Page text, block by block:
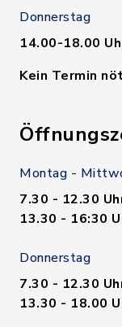
Donnerstag
14.00-18.00
Kein Termin
Montag -
7.30 - 12.30
13.30 - 16:30
Donnerstag
7.30 - 12.30
13.30 - 18.00